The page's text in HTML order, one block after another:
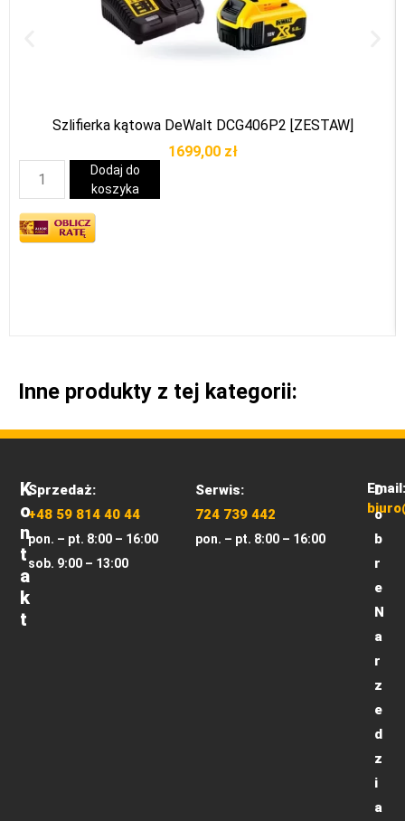
Szlifierka kątowa DeWalt DCG406P2 [ZESTAW]
1699,00 zł
Dodaj do
koszyka
Inne produkty z tej kategorii:
K
O
N
T
A
K
T
Sprzedaż:
+48 59 814 40 44
pon. – pt. 8:00 – 16:00
sob. 9:00 – 13:00
Serwis:
724 739 442
pon. – pt. 8:00 – 16:00
Email:
D
o
b
r
e
N
a
r
z
e
d
z
i
a